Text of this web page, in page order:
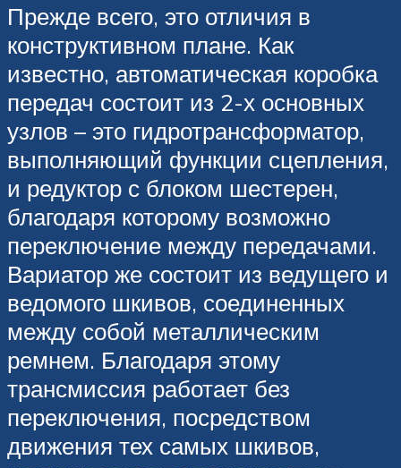
Прежде всего, это отличия в
конструктивном плане. Как
известно, автоматическая коробка
передач состоит из 2-х основных
узлов – это гидротрансформатор,
выполняющий функции сцепления,
и редуктор с блоком шестерен,
благодаря которому возможно
переключение между передачами.
Вариатор же состоит из ведущего и
ведомого шкивов, соединенных
между собой металлическим
ремнем. Благодаря этому
трансмиссия работает без
переключения, посредством
движения тех самых шкивов,